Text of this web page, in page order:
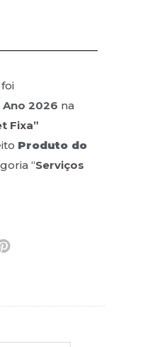
foi
2026 na
Fixa”
Produto do
“Serviços